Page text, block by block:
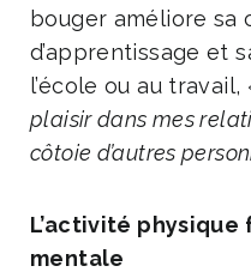
bouger améliore sa
d’apprentissage et
l’école ou au
plaisir dans mes
côtoie d’autres
L’activité
mentale